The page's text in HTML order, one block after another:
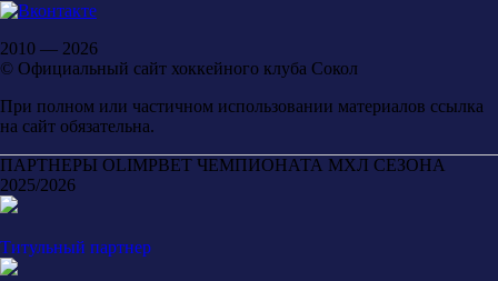
2010 — 2026
© Официальный сайт хоккейного клуба Сокол
При полном или частичном использовании материалов ссылка
на сайт обязательна.
ПАРТНЕРЫ OLIMPBET ЧЕМПИОНАТА МХЛ СЕЗОНА
2025/2026
Титульный партнер